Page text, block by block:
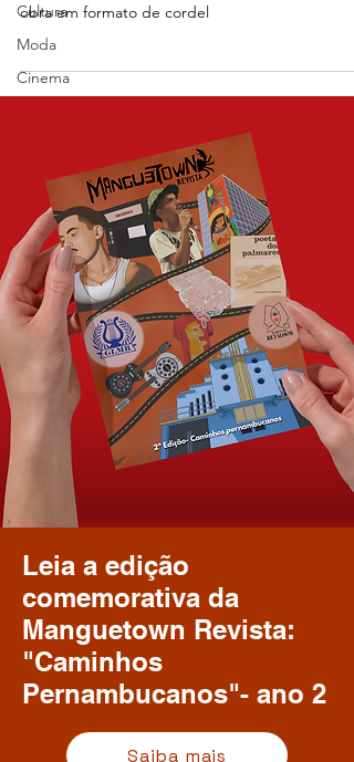
Cultura
Moda
Cinema
obra em formato de cordel
Leia a edição
comemorativa da
Manguetown Revista:
"Caminhos
Pernambucanos"- ano 2
Saiba mais